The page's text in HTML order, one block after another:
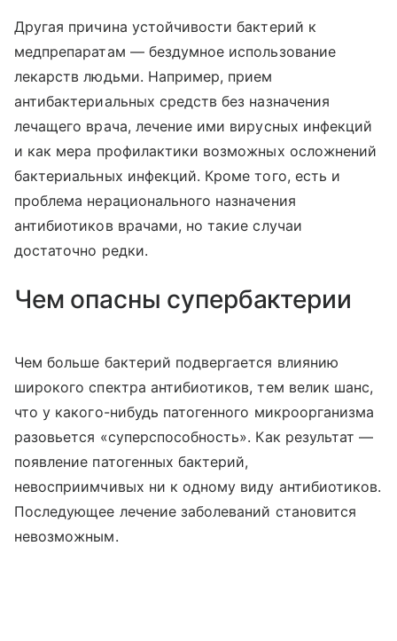
Другая причина устойчивости бактерий к
медпрепаратам — бездумное использование
лекарств людьми. Например, прием
антибактериальных средств без назначения
лечащего врача, лечение ими вирусных инфекций
и как мера профилактики возможных осложнений
бактериальных инфекций. Кроме того, есть и
проблема нерационального назначения
антибиотиков врачами, но такие случаи
достаточно редки.
Чем опасны супербактерии
Чем больше бактерий подвергается влиянию
широкого спектра антибиотиков, тем велик шанс,
что у какого-нибудь патогенного микроорганизма
разовьется «суперспособность». Как результат —
появление патогенных бактерий,
невосприимчивых ни к одному виду антибиотиков.
Последующее лечение заболеваний становится
невозможным.